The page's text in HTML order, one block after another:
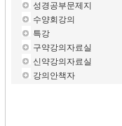
성경공부문제지
수양회강의
특강
구약강의자료실
신약강의자료실
강의안책자